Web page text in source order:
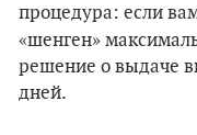
процедура: если
«шенген»
решение о выдаче
дней.